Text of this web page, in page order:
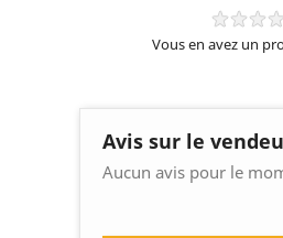
Vous en avez un
Avis sur le
Aucun avis pour le